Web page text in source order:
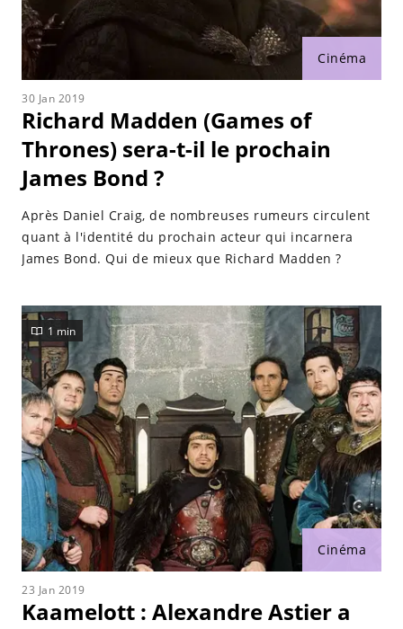
Cinéma
30 Jan 2019
Richard Madden (Games of
Thrones) sera-t-il le prochain
James Bond ?
Après Daniel Craig, de nombreuses rumeurs circulent
quant à l'identité du prochain acteur qui incarnera
James Bond. Qui de mieux que Richard Madden ?
Cinéma
1 min
23 Jan 2019
Kaamelott : Alexandre Astier a